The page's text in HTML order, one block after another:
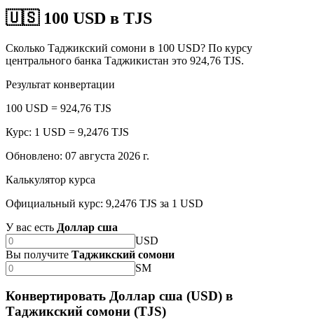
🇺🇸 100 USD в TJS
Сколько Таджикский сомони в 100 USD? По курсу
центрального банка Таджикистан это 924,76 TJS.
Результат конвертации
100 USD = 924,76 TJS
Курс: 1 USD = 9,2476 TJS
Обновлено: 07 августа 2026 г.
Калькулятор курса
Официальный курс: 9,2476 TJS за 1 USD
У вас есть Доллар сша
USD
Вы получите Таджикский сомони
SM
Конвертировать Доллар сша (USD) в
Таджикский сомони (TJS)